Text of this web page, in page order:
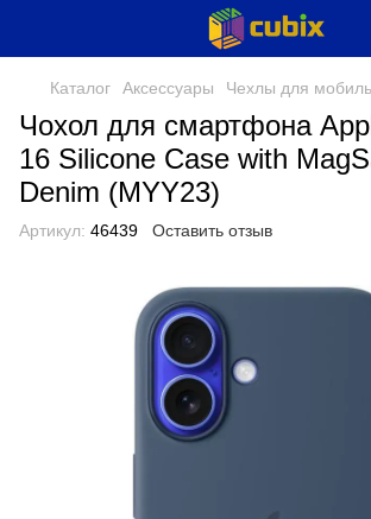
Каталог Аксессуары Чехлы для
Чохол для смартфона
16 Silicone Case with
Denim (MYY23)
Артикул: 46439 Оставить отзыв